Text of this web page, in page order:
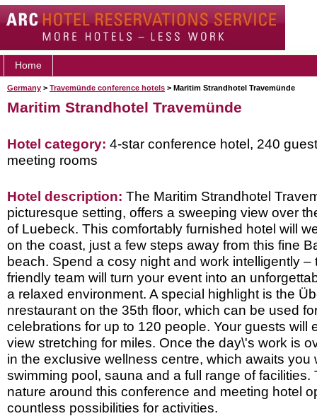
Home
Germany > Travemünde conference hotels > Maritim Strandhotel Travemünde
Maritim Strandhotel Travemünde
Hotel category: 4-star conference hotel, 240
meeting rooms
Hotel description: The Maritim Strandhotel
picturesque setting, offers a sweeping view over
of Luebeck. This comfortably furnished hotel will
on the coast, just a few steps away from this fine
beach. Spend a cosy night and work intelligently –
friendly team will turn your event into an
a relaxed environment. A special highlight is the
nrestaurant on the 35th floor, which can be used
celebrations for up to 120 people. Your guests will
view stretching for miles. Once the day\'s work is
in the exclusive wellness centre, which awaits you
swimming pool, sauna and a full range of facilities.
nature around this conference and meeting hotel
countless possibilities for activities.